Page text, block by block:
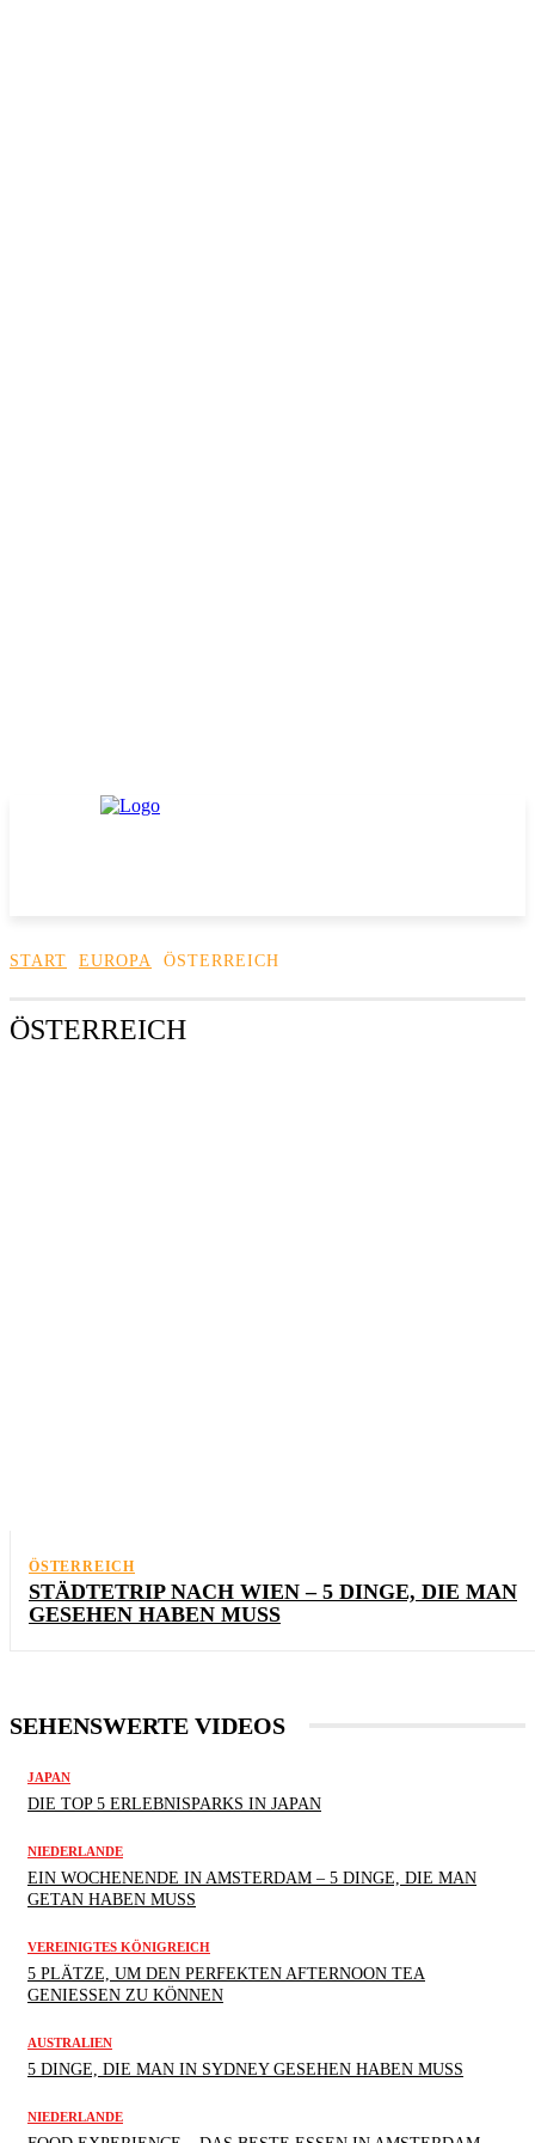
START EUROPA ÖSTERREICH
ÖSTERREICH
ÖSTERREICH
STÄDTETRIP NACH WIEN – 5 DINGE, DIE MAN
GESEHEN HABEN MUSS
SEHENSWERTE VIDEOS
JAPAN
DIE TOP 5 ERLEBNISPARKS IN JAPAN
NIEDERLANDE
EIN WOCHENENDE IN AMSTERDAM – 5 DINGE, DIE MAN
GETAN HABEN MUSS
VEREINIGTES KÖNIGREICH
5 PLÄTZE, UM DEN PERFEKTEN AFTERNOON TEA
GENIESSEN ZU KÖNNEN
AUSTRALIEN
5 DINGE, DIE MAN IN SYDNEY GESEHEN HABEN MUSS
NIEDERLANDE